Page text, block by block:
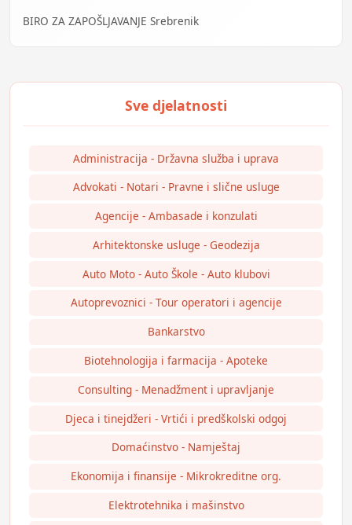
BIRO ZA ZAPOŠLJAVANJE Srebrenik
Administracija - Državna služba i uprava
Advokati - Notari - Pravne i slične usluge
Agencije - Ambasade i konzulati
Arhitektonske usluge - Geodezija
Auto Moto - Auto Škole - Auto klubovi
Autoprevoznici - Tour operatori i agencije
Bankarstvo
Biotehnologija i farmacija - Apoteke
Consulting - Menadžment i upravljanje
Djeca i tinejdžeri - Vrtići i predškolski odgoj
Domaćinstvo - Namještaj
Ekonomija i finansije - Mikrokreditne org.
Elektrotehnika i mašinstvo